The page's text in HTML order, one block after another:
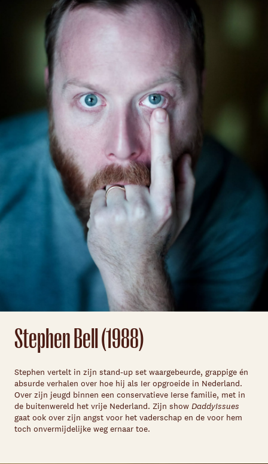
Stephen Bell (1988)
Stephen vertelt in zijn stand-up set waargebeurde, grappige én
absurde verhalen over hoe hij als Ier opgroeide in Nederland.
Over zijn jeugd binnen een conservatieve Ierse familie, met in
de buitenwereld het vrije Nederland. Zijn show DaddyIssues
gaat ook over zijn angst voor het vaderschap en de voor hem
toch onvermijdelijke weg ernaar toe.